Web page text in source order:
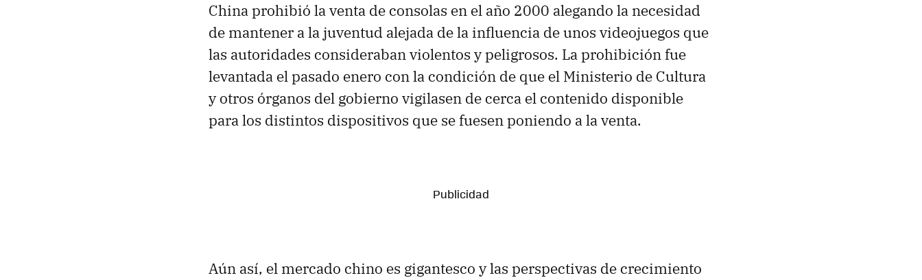
China prohibió la venta de consolas en el año 2000 alegando la necesidad
de mantener a la juventud alejada de la influencia de unos videojuegos que
las autoridades consideraban violentos y peligrosos. La prohibición fue
levantada el pasado enero con la condición de que el Ministerio de Cultura
y otros órganos del gobierno vigilasen de cerca el contenido disponible
para los distintos dispositivos que se fuesen poniendo a la venta.
Aún así, el mercado chino es gigantesco y las perspectivas de crecimiento